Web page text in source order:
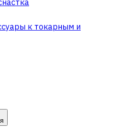
к токарным и